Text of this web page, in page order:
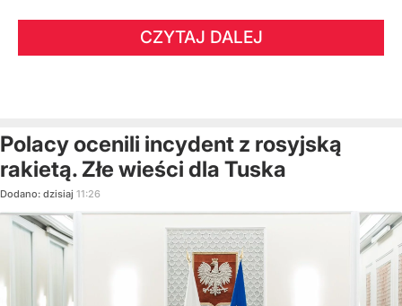
CZYTAJ DALEJ
Polacy ocenili incydent z rosyjską
rakietą. Złe wieści dla Tuska
Dodano: dzisiaj 11:26